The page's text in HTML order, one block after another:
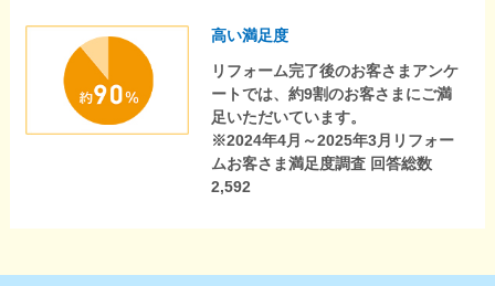
高い満足度
リフォーム完了後のお客さまアンケ
ートでは、約9割のお客さまにご満
足いただいています。
※2024年4月～2025年3月リフォー
ムお客さま満足度調査 回答総数
2,592